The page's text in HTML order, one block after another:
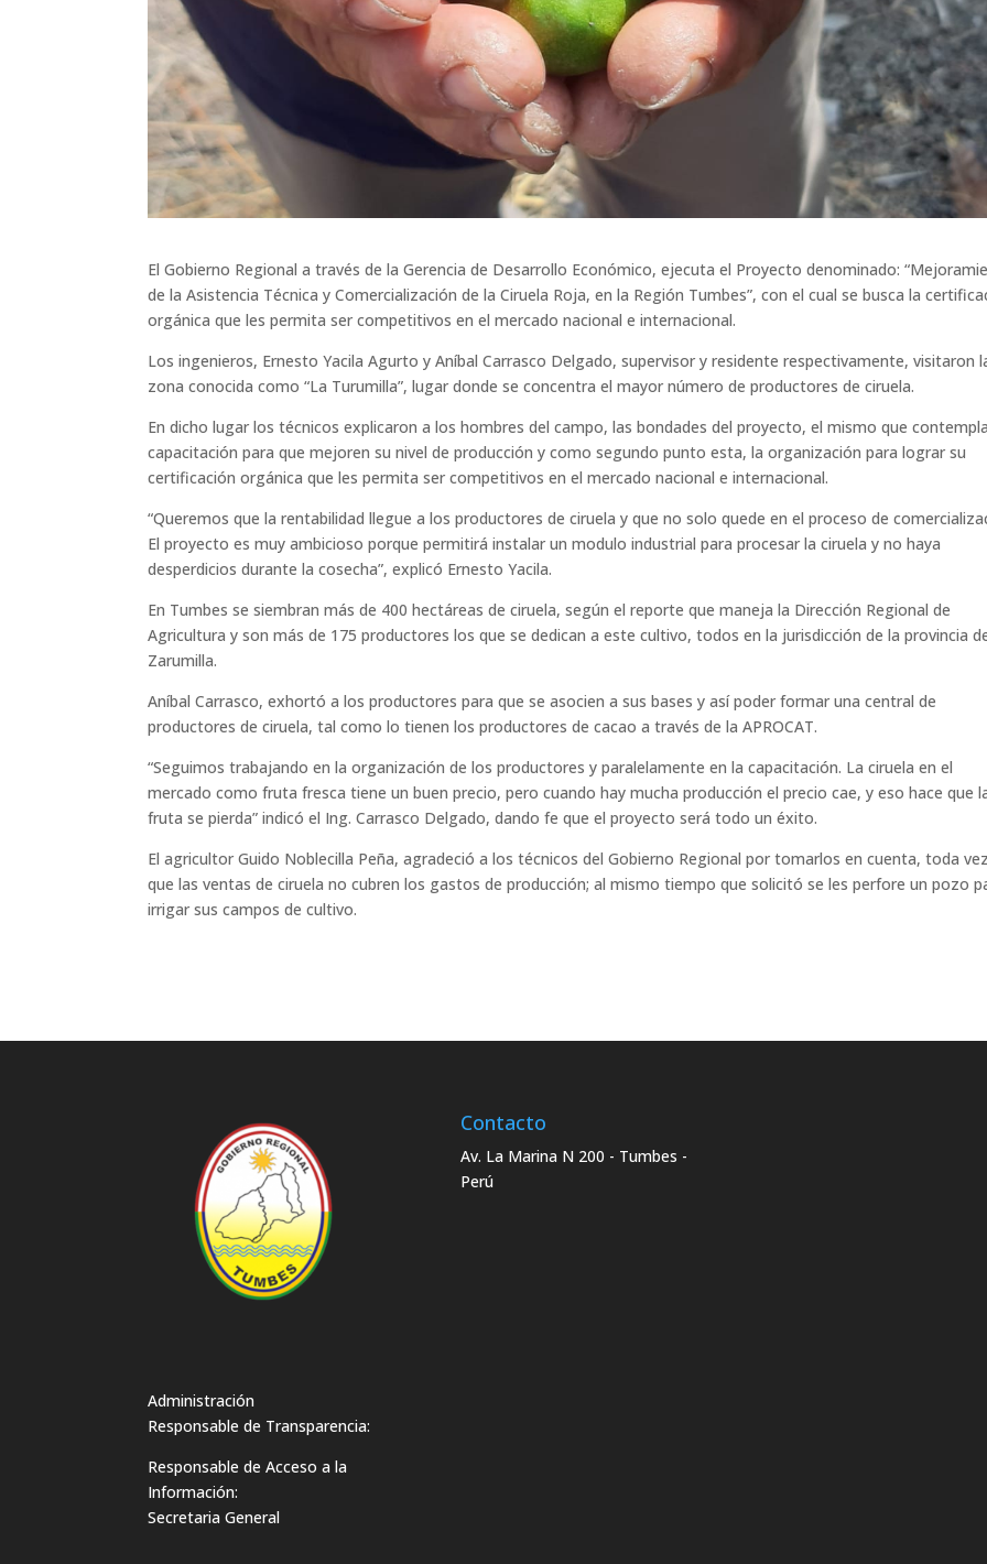
El Gobierno Regional a través de la Gerencia de Desarrollo Económico, ejecuta el Proyecto denominado:
de la Asistencia Técnica y Comercialización de la Ciruela Roja, en la Región Tumbes”, con el cual se busca la
orgánica que les permita ser competitivos en el mercado nacional e internacional.
Los ingenieros, Ernesto Yacila Agurto y Aníbal Carrasco Delgado, supervisor y residente respectivamente, visitaron
zona conocida como “La Turumilla”, lugar donde se concentra el mayor número de productores de ciruela.
En dicho lugar los técnicos explicaron a los hombres del campo, las bondades del proyecto, el mismo que
capacitación para que mejoren su nivel de producción y como segundo punto esta, la organización para lograr su
certificación orgánica que les permita ser competitivos en el mercado nacional e internacional.
“Queremos que la rentabilidad llegue a los productores de ciruela y que no solo quede en el proceso de
El proyecto es muy ambicioso porque permitirá instalar un modulo industrial para procesar la ciruela y no haya
desperdicios durante la cosecha”, explicó Ernesto Yacila.
En Tumbes se siembran más de 400 hectáreas de ciruela, según el reporte que maneja la Dirección Regional de
Agricultura y son más de 175 productores los que se dedican a este cultivo, todos en la jurisdicción de la provincia
Zarumilla.
Aníbal Carrasco, exhortó a los productores para que se asocien a sus bases y así poder formar una central de
productores de ciruela, tal como lo tienen los productores de cacao a través de la APROCAT.
“Seguimos trabajando en la organización de los productores y paralelamente en la capacitación. La ciruela en el
mercado como fruta fresca tiene un buen precio, pero cuando hay mucha producción el precio cae, y eso hace que
fruta se pierda” indicó el Ing. Carrasco Delgado, dando fe que el proyecto será todo un éxito.
El agricultor Guido Noblecilla Peña, agradeció a los técnicos del Gobierno Regional por tomarlos en cuenta, toda vez
que las ventas de ciruela no cubren los gastos de producción; al mismo tiempo que solicitó se les perfore un pozo
irrigar sus campos de cultivo.
Administración
Responsable de Transparencia:
Responsable de Acceso a la
Información:
Secretaria General
Contacto
Av. La Marina N 200 - Tumbes -
Perú